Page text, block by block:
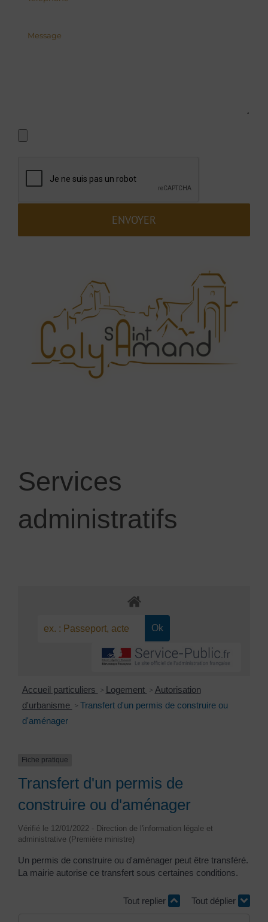
Services
administratifs
Accueil particuliers > Logement > Autorisation
d'urbanisme > Transfert d'un permis de construire ou
d'aménager
Fiche pratique
Transfert d'un permis de
construire ou d'aménager
Vérifié le 12/01/2022 - Direction de l'information légale et
administrative (Première ministre)
Un permis de construire ou d'aménager peut être transféré.
La mairie autorise ce transfert sous certaines conditions.
Tout replier Tout déplier